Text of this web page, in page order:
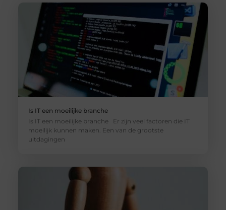
Is IT een moeilijke branche
Is IT een moeilijke branche Er zijn veel factoren die IT
moeilijk kunnen maken. Een van de grootste
uitdagingen